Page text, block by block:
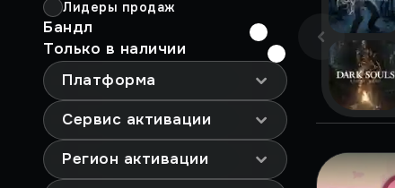
Лидеры продаж
Бандл
Только в наличии
Платформа
Сервис активации
Регион активации